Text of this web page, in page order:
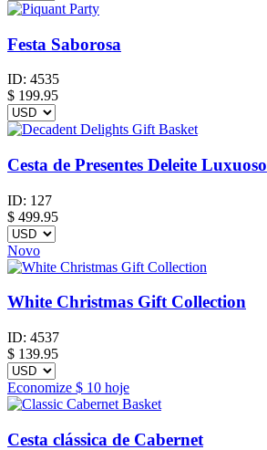
Festa Saborosa
ID: 4535
$ 199.95
Cesta de Presentes Deleite Luxuoso
ID: 127
$ 499.95
Novo
White Christmas Gift Collection
ID: 4537
$ 139.95
Economize $ 10 hoje
Cesta clássica de Cabernet